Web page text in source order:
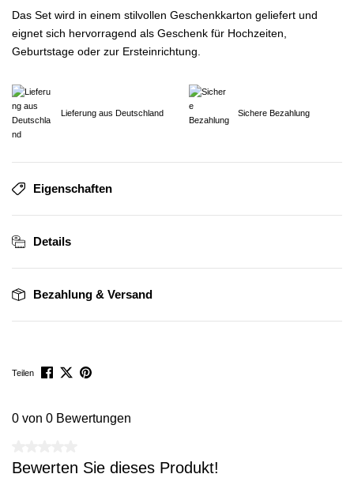
Das Set wird in einem stilvollen Geschenkkarton geliefert und
eignet sich hervorragend als Geschenk für Hochzeiten,
Geburtstage oder zur Ersteinrichtung.
Lieferung aus Deutschland Sichere Bezahlung
Eigenschaften
Details
Bezahlung & Versand
Teilen
0 von 0 Bewertungen
Bewerten Sie dieses Produkt!